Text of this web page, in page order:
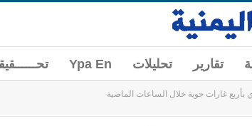
تقارير تحليلات Ypa En
غارات جوية خلال الساعات الماضية